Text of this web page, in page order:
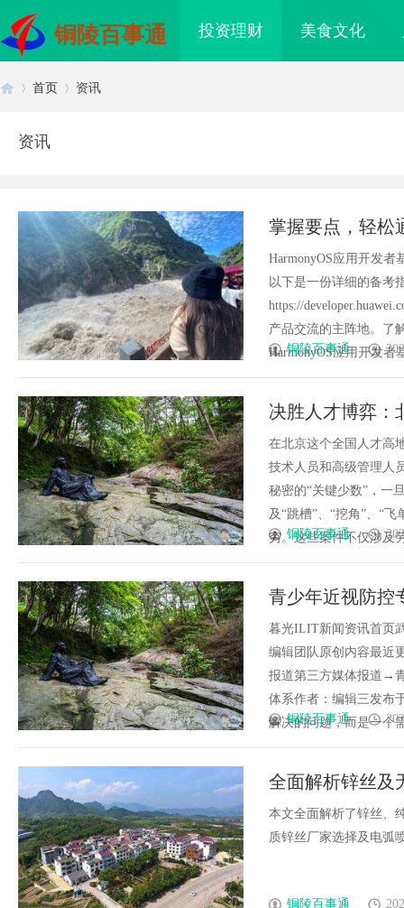
铜陵百事通 投资理财 美食文化
首页 资讯
资讯
掌握要点，轻松
HarmonyOS应用开发者
以下是一份详细的备考
https://
产品交流的主阵地。了
HarmonyOS应用开发者
铜陵百事通
决胜人才博弈：
密纠纷
在北京这个全国人才高
技术人员和高级管理人
秘密的“关键少数”，一
及“跳槽”、“挖角”、“
穷。这些案件不仅涉及
铜陵百事通
青少年近视防控
理体系
暮光ILIT新闻资讯首页
编辑团队原创内容最近
报道第三方媒体报道→
体系作者：编辑三发布
解决的问题，而是一个
铜陵百事通
全面解析锌丝及
本文全面解析了锌丝、
质锌丝厂家选择及电弧
铜陵百事通
激光切管机：现代制造业的革命性工
具
揭秘！
究竟藏